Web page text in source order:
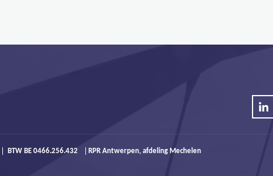
BTW BE 0466.256.432 RPR Antwerpen, afdeling Mechelen